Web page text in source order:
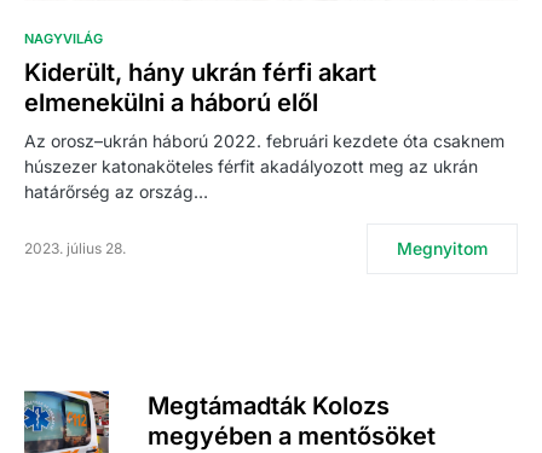
NAGYVILÁG
Kiderült, hány ukrán férfi akart
elmenekülni a háború elől
Az orosz–ukrán háború 2022. februári kezdete óta csaknem
húszezer katonaköteles férfit akadályozott meg az ukrán
határőrség az ország…
2023. július 28. Megnyitom
Megtámadták Kolozs
megyében a mentősöket